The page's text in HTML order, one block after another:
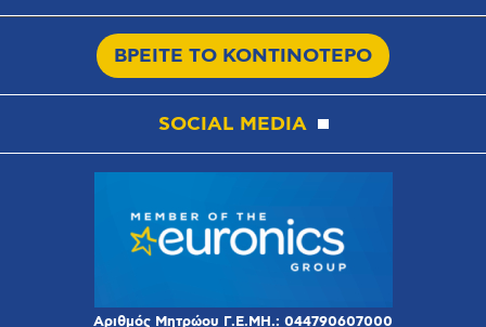
ΒΡΕΙΤΕ ΤΟ ΚΟΝΤΙΝΟΤΕΡΟ
SOCIAL MEDIA